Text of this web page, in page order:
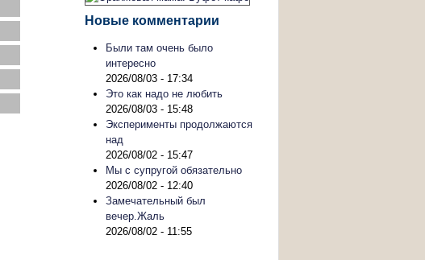
Новые комментарии
Были там очень было
интересно
2026/08/03 - 17:34
Это как надо не любить
2026/08/03 - 15:48
Эксперименты продолжаются
над
2026/08/02 - 15:47
Мы с супругой обязательно
2026/08/02 - 12:40
Замечательный был
вечер.Жаль
2026/08/02 - 11:55